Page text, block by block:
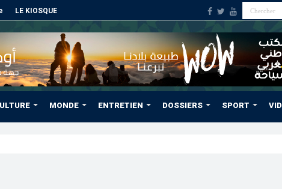
LE KIOSQUE
MONDE ENTRETIEN DOSSIERS SPORT
histor